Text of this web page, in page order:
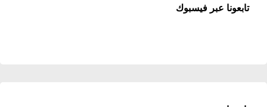
تابعونا عبر فيسبوك